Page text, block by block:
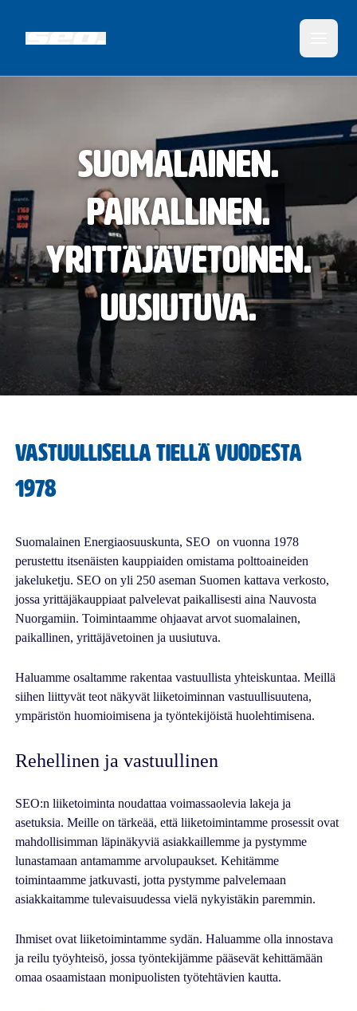
Suomalainen.
Paikallinen.
Yrittäjävetoinen.
Uusiutuva.
Vastuullisella tiellä vuodesta
1978
Suomalainen Energiaosuuskunta, SEO on vuonna 1978
perustettu itsenäisten kauppiaiden omistama polttoaineiden
jakeluketju. SEO on yli 250 aseman Suomen kattava verkosto,
jossa yrittäjäkauppiaat palvelevat paikallisesti aina Nauvosta
Nuorgamiin. Toimintaamme ohjaavat arvot suomalainen,
paikallinen, yrittäjävetoinen ja uusiutuva.
Haluamme osaltamme rakentaa vastuullista yhteiskuntaa. Meillä
siihen liittyvät teot näkyvät liiketoiminnan vastuullisuutena,
ympäristön huomioimisena ja työntekijöistä huolehtimisena.
Rehellinen ja vastuullinen
SEO:n liiketoiminta noudattaa voimassaolevia lakeja ja
asetuksia. Meille on tärkeää, että liiketoimintamme prosessit ovat
mahdollisimman läpinäkyviä asiakkaillemme ja pystymme
lunastamaan antamamme arvolupaukset. Kehitämme
toimintaamme jatkuvasti, jotta pystymme palvelemaan
asiakkaitamme tulevaisuudessa vielä nykyistäkin paremmin.
Ihmiset ovat liiketoimintamme sydän. Haluamme olla innostava
ja reilu työyhteisö, jossa työntekijämme pääsevät kehittämään
omaa osaamistaan monipuolisten työtehtävien kautta.